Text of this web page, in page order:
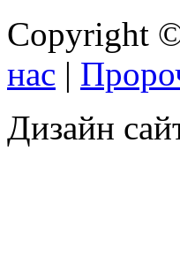
Copyright
нас |
Дизайн